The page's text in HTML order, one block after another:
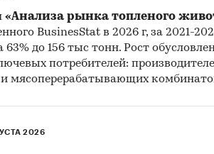
CHAIN
CORP,
«Анализа рынка топленого
BusinesStat в 2026 г, за 2021-
63% до 156 тыс тонн. Рост
потребителей:
мясоперерабатывающих
2026